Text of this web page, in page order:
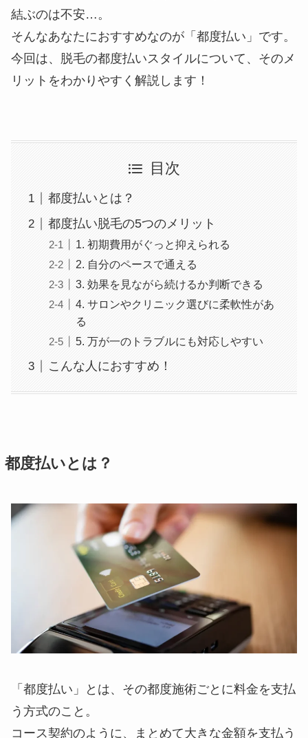
結ぶのは不安…。
そんなあなたにおすすめなのが「都度払い」です。
今回は、脱毛の都度払いスタイルについて、そのメ
リットをわかりやすく解説します！
目次
都度払いとは？
都度払い脱毛の5つのメリット
1. 初期費用がぐっと抑えられる
2. 自分のペースで通える
3. 効果を見ながら続けるか判断できる
4. サロンやクリニック選びに柔軟性があ
る
5. 万が一のトラブルにも対応しやすい
こんな人におすすめ！
都度払いとは？
「都度払い」とは、その都度施術ごとに料金を支払
う方式のこと。
コース契約のように、まとめて大きな金額を支払う